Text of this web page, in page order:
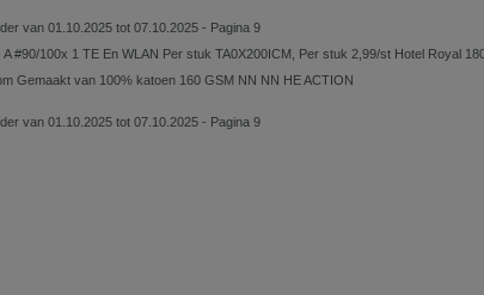
van 01.10.2025 tot 07.10.2025 - Pagina 9
A #90/100x 1 TE En WLAN Per stuk TA0X200ICM, Per stuk 2,99/st Hotel Royal
Gemaakt van 100% katoen 160 GSM NN NN HE ACTION
van 01.10.2025 tot 07.10.2025 - Pagina 9